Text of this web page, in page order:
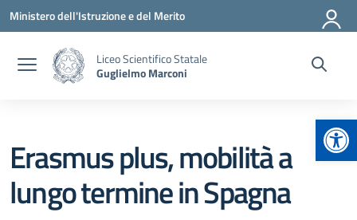
Vai ai contenuti
Vai al menu di navigazione
Vai al footer
Ministero dell'Istruzione e del Merito
Liceo Scientifico Statale
Guglielmo Marconi
Erasmus plus, mobilità a
lungo termine in Spagna